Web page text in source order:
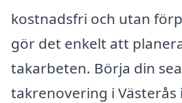
kostnadsfri och utan
gör det enkelt att
takarbeten. Börja din
takrenovering i Västerås